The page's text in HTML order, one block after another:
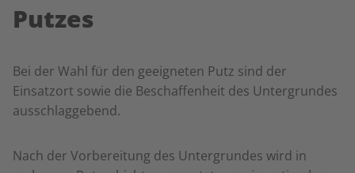
Putzes
Bei der Wahl für den geeigneten Putz sind der
Einsatzort sowie die Beschaffenheit des Untergrundes
ausschlaggebend.
Nach der Vorbereitung des Untergrundes wird in